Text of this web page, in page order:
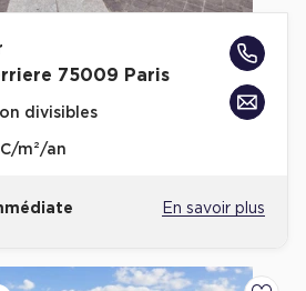
75009 Paris
divisibles
m²/an
En savoir plus